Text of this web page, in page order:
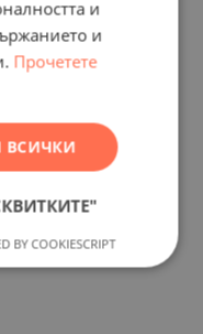
и са наши
партньори.
на
GERMAN
FRENCH
ROMANIAN
SERBIAN
CZECH
и
и
Прочетете
ВСИЧКИ
BY COOKIESCRIPT